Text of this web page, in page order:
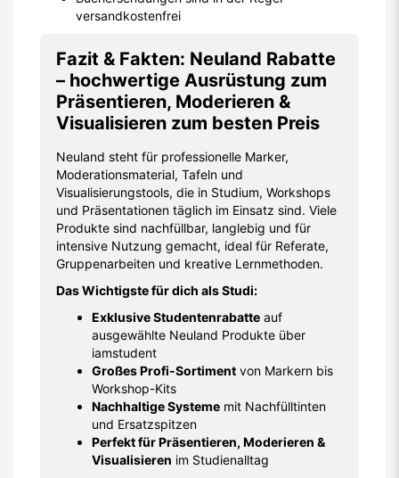
versandkostenfrei
Fazit & Fakten: Neuland Rabatte
– hochwertige Ausrüstung zum
Präsentieren, Moderieren &
Visualisieren zum besten Preis
Neuland steht für professionelle Marker,
Moderationsmaterial, Tafeln und
Visualisierungstools, die in Studium, Workshops
und Präsentationen täglich im Einsatz sind. Viele
Produkte sind nachfüllbar, langlebig und für
intensive Nutzung gemacht, ideal für Referate,
Gruppenarbeiten und kreative Lernmethoden.
Das Wichtigste für dich als Studi:
Exklusive Studentenrabatte auf
ausgewählte Neuland Produkte über
iamstudent
Großes Profi-Sortiment von Markern bis
Workshop-Kits
Nachhaltige Systeme mit Nachfülltinten
und Ersatzspitzen
Perfekt für Präsentieren, Moderieren &
Visualisieren im Studienalltag